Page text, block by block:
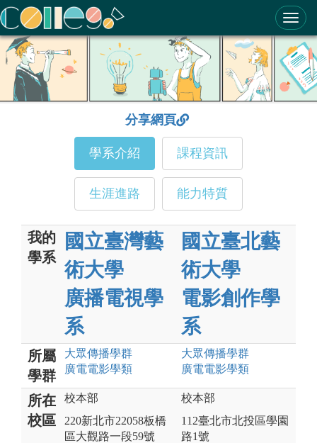
ColleGo! 大學選才與高中育才輔助系統
分享網頁
學系介紹 課程資訊
生涯進路 能力特質
我的
學系
國立臺灣藝
術大學
廣播電視學
系
國立臺北藝
術大學
電影創作學
系
所屬
學群
大眾傳播學群
廣電電影學類
大眾傳播學群
廣電電影學類
所在
校區
校本部
220新北市22058板橋
區大觀路一段59號
校本部
112臺北市北投區學園
路1號